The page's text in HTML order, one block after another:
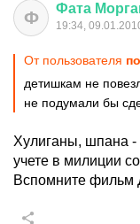
Ф Фата
19:34,
От пользователя
детишкам не
не подумали бы
Хулиганы, шпана -
учете в милиции
Вспомните